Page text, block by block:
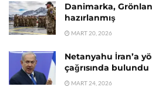
Danimarka,
hazırlanmış
MART 20, 2026
Netanyahu İran’a
çağrısında bulundu
MART 24, 2026